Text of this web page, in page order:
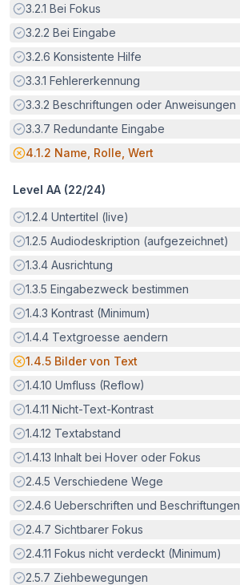
Erfüllt:
3.2.1 Bei Fokus
Erfüllt:
3.2.2 Bei Eingabe
Erfüllt:
3.2.6 Konsistente Hilfe
Erfüllt:
3.3.1 Fehlererkennung
Erfüllt:
3.3.2 Beschriftungen oder Anweisungen
Erfüllt:
3.3.7 Redundante Eingabe
Potenzielle Barriere:
4.1.2 Name, Rolle, Wert
Level AA (22/24)
Erfüllt:
1.2.4 Untertitel (live)
Erfüllt:
1.2.5 Audiodeskription (aufgezeichnet)
Erfüllt:
1.3.4 Ausrichtung
Erfüllt:
1.3.5 Eingabezweck bestimmen
Erfüllt:
1.4.3 Kontrast (Minimum)
Erfüllt:
1.4.4 Textgroesse aendern
Potenzielle Barriere:
1.4.5 Bilder von Text
Erfüllt:
1.4.10 Umfluss (Reflow)
Erfüllt:
1.4.11 Nicht-Text-Kontrast
Erfüllt:
1.4.12 Textabstand
Erfüllt:
1.4.13 Inhalt bei Hover oder Fokus
Erfüllt:
2.4.5 Verschiedene Wege
Erfüllt:
2.4.6 Ueberschriften und Beschriftungen
Erfüllt:
2.4.7 Sichtbarer Fokus
Erfüllt:
2.4.11 Fokus nicht verdeckt (Minimum)
Erfüllt:
2.5.7 Ziehbewegungen